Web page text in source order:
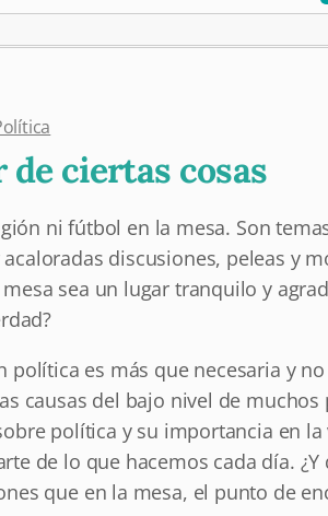
ciertas cosas
ni fútbol en la mesa. Son
discusiones, peleas y
sea un lugar tranquilo y
política es más que necesaria y
causas del bajo nivel de
política y su importancia en
de lo que hacemos cada día.
que en la mesa, el punto de